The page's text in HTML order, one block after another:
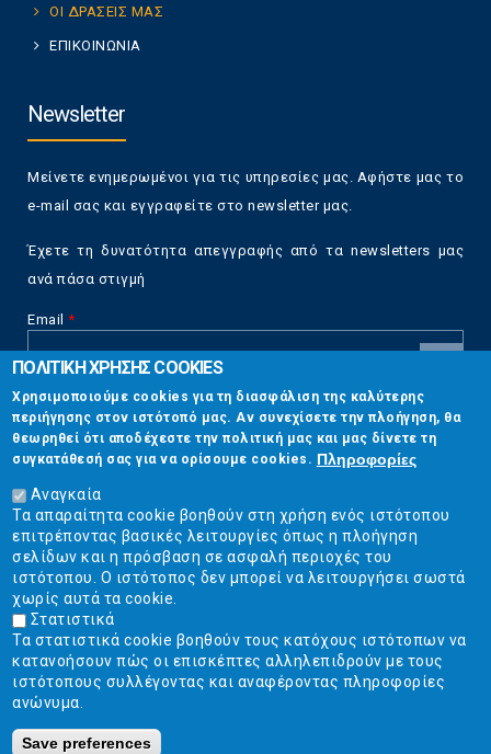
ΟΙ ΔΡΑΣΕΙΣ ΜΑΣ
ΕΠΙΚΟΙΝΩΝΙΑ
Newsletter
Μείνετε ενημερωμένοι για τις υπηρεσίες μας. Αφήστε μας το
e-mail σας και εγγραφείτε στο newsletter μας.
Έχετε τη δυνατότητα απεγγραφής από τα newsletters μας
ανά πάσα στιγμή
Email *
CAPTCHA
This
question is
for testing
whether or
not you are a
human visitor
and to
prevent
automated
spam
submissions.
5+2
Επικοινωνία
Στουρνάρη 17, Αθήνα 10683
2103304444
info@ekpizo.gr
www.ekpizo.gr
Δευ - Πεμ:10:00 πμ - 2:00 μμ
Σάβ - Κυρ: Κλειστά
ΠΟΛΙΤΙΚΗ ΧΡΗΣΗΣ COOKIES
Χρησιμοποιούμε cookies για τη διασφάλιση της καλύτερης
περιήγησης στον ιστότοπό μας. Αν συνεχίσετε την πλοήγηση, θα
θεωρηθεί ότι αποδέχεστε την πολιτική μας και μας δίνετε τη
συγκατάθεσή σας για να ορίσουμε cookies. Πληροφορίες
Αναγκαία
Τα απαραίτητα cookie βοηθούν στη χρήση ενός ιστότοπου
επιτρέποντας βασικές λειτουργίες όπως η πλοήγηση
σελίδων και η πρόσβαση σε ασφαλή περιοχές του
ιστότοπου. Ο ιστότοπος δεν μπορεί να λειτουργήσει σωστά
χωρίς αυτά τα cookie.
Στατιστικά
Τα στατιστικά cookie βοηθούν τους κατόχους ιστότοπων να
κατανοήσουν πώς οι επισκέπτες αλληλεπιδρούν με τους
ιστότοπους συλλέγοντας και αναφέροντας πληροφορίες
ανώνυμα.
Save preferences